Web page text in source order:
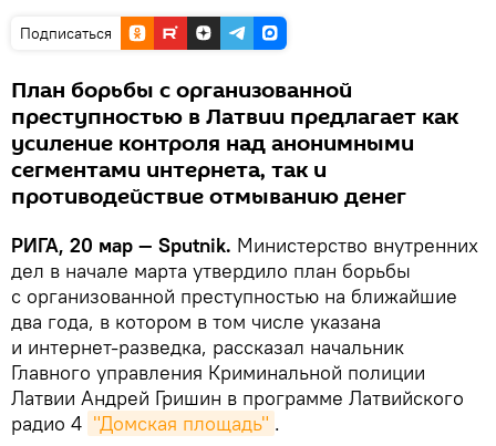
Подписаться
План борьбы с организованной
преступностью в Латвии предлагает как
усиление контроля над анонимными
сегментами интернета, так и
противодействие отмыванию денег
РИГА, 20 мар — Sputnik. Министерство внутренних
дел в начале марта утвердило план борьбы
с организованной преступностью на ближайшие
два года, в котором в том числе указана
и интернет-разведка, рассказал начальник
Главного управления Криминальной полиции
Латвии Андрей Гришин в программе Латвийского
радио 4 "Домская площадь" .